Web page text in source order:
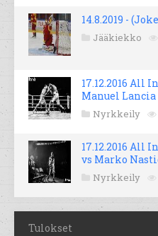
14.8.2019 -
Jääkiekko
17.12.2016 All
Manuel Lancia
Nyrkkeily
17.12.2016 All
vs Marko
Nyrkkeily
Tulokset